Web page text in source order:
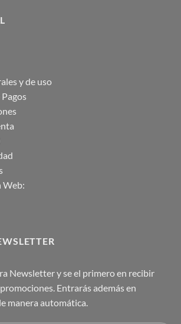
y de uso
Web:
Newsletter y se el primero en recibir
Entrarás además en
manera automática.